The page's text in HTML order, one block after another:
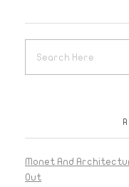
Monet And
Out